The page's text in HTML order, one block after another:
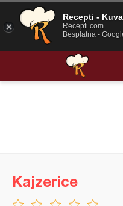
Kajzerice
Recepti -
Recepti.com
Besplatna -